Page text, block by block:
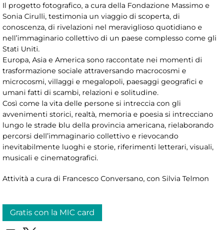
Il progetto fotografico, a cura della Fondazione Massimo e
Sonia Cirulli, testimonia un viaggio di scoperta, di
conoscenza, di rivelazioni nel meraviglioso quotidiano e
nell’immaginario collettivo di un paese complesso come gli
Stati Uniti.
Europa, Asia e America sono raccontate nei momenti di
trasformazione sociale attraversando macrocosmi e
microcosmi, villaggi e megalopoli, paesaggi geografici e
umani fatti di scambi, relazioni e solitudine.
Così come la vita delle persone si intreccia con gli
avvenimenti storici, realtà, memoria e poesia si intrecciano
lungo le strade blu della provincia americana, rielaborando
percorsi dell’immaginario collettivo e rievocando
inevitabilmente luoghi e storie, riferimenti letterari, visuali,
musicali e cinematografici.
Attività a cura di Francesco Conversano, con Silvia Telmon
Gratis con la MIC card